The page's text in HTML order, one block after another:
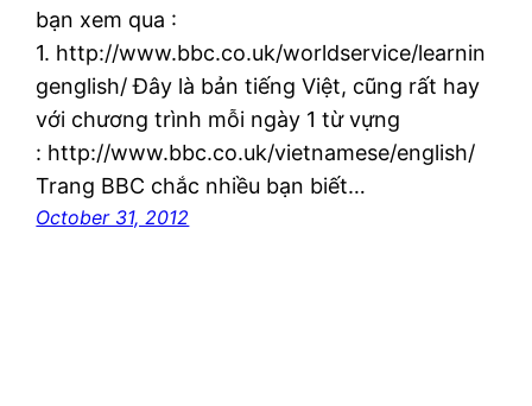
bạn xem qua :
1. http://www.bbc.co.uk/worldservice/learnin
genglish/ Đây là bản tiếng Việt, cũng rất hay
với chương trình mỗi ngày 1 từ vựng
: http://www.bbc.co.uk/vietnamese/english/
Trang BBC chắc nhiều bạn biết…
October 31, 2012